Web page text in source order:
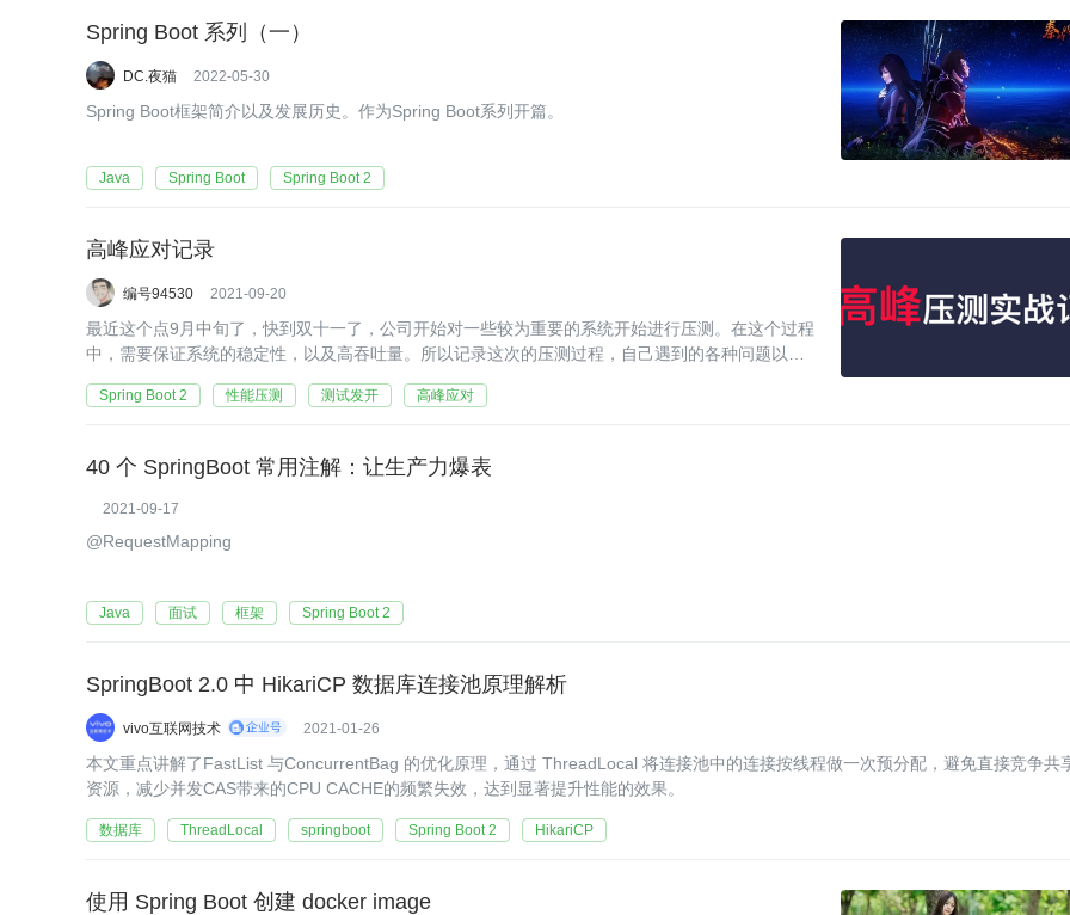
Spring Boot 系列（一）
DC.夜猫 2022-05-30
Spring Boot框架简介以及发展历史。作为Spring Boot系列开篇。
Java Spring Boot Spring Boot 2
高峰应对记录
编号94530 2021-09-20
最近这个点9月中旬了，快到双十一了，公司开始对一些较为重要的系统开始进行压测。在这个过程
中，需要保证系统的稳定性，以及高吞吐量。所以记录这次的压测过程，自己遇到的各种问题以及
Spring Boot 2 性能压测 测试发开 高峰应对
40 个 SpringBoot 常用注解：让生产力爆表
2021-09-17
@RequestMapping
Java 面试 框架 Spring Boot 2
SpringBoot 2.0 中 HikariCP 数据库连接池原理解析
vivo互联网技术 2021-01-26
本文重点讲解了FastList 与ConcurrentBag 的优化原理，通过 ThreadLocal 将连接池中的连接按线程做一次预分配，避免直接竞争共
资源，减少并发CAS带来的CPU CACHE的频繁失效，达到显著提升性能的效果。
数据库 ThreadLocal springboot Spring Boot 2 HikariCP
使用 Spring Boot 创建 docker image